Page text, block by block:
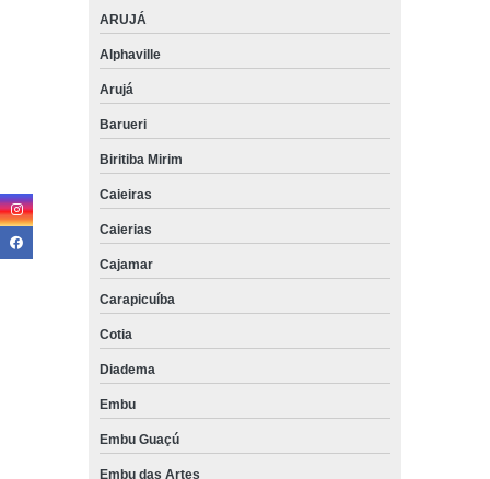
ARUJÁ
Alphaville
Arujá
Barueri
Biritiba Mirim
Caieiras
Caierias
Cajamar
Carapicuíba
Cotia
Diadema
Embu
Embu Guaçú
Embu das Artes